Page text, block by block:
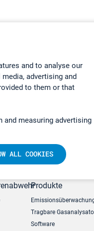
and to analyse our
advertising and
to them or that
measuring advertising
ALL COOKIES
Produkte
Tragbare
Software